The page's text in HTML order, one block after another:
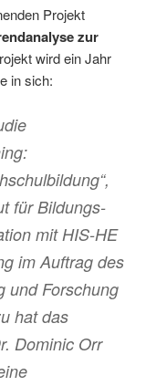
Projekt
zur
wird ein Jahr
in sich:
für Bildungs-
mit HIS-HE
im Auftrag des
und Forschung
hat das
Dominic Orr